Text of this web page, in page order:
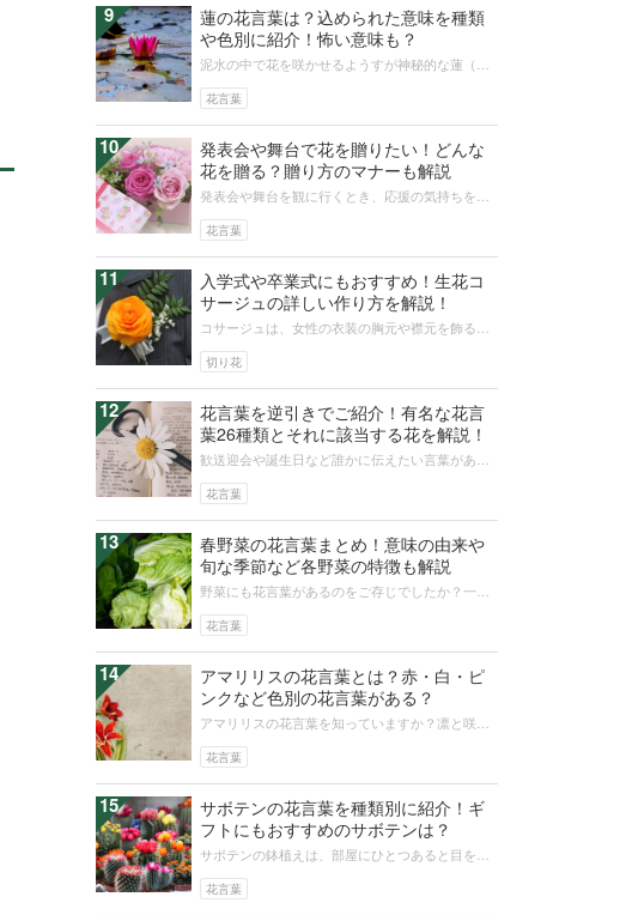
9
花言葉
蓮の花言葉は？込められた意味を種類
や色別に紹介！怖い意味も？
泥水の中で花を咲かせるようすが神秘的な蓮（ハ
のなどさまざまです。種類や色ごとに...
10
花言葉
発表会や舞台で花を贈りたい！どんな
花を贈る？贈り方のマナーも解説
発表会や舞台を観に行くとき、応援の気持ちを伝
ンジメントなど、シーンにあわせてい...
11
切り花
入学式や卒業式にもおすすめ！生花コ
サージュの詳しい作り方を解説！
コサージュは、女性の衣装の胸元や襟元を飾る花
ルな装いをさらにみずみずしく華やか...
12
花言葉
花言葉を逆引きでご紹介！有名な花言
葉26種類とそれに該当する花を解説！
歓送迎会や誕生日など誰かに伝えたい言葉がある
すことがあるでしょう。花を選ぶより...
13
花言葉
春野菜の花言葉まとめ！意味の由来や
旬な季節など各野菜の特徴も解説
野菜にも花言葉があるのをご存じでしたか？一見
ろな意味を持っています。今回は、そ...
14
花言葉
アマリリスの花言葉とは？赤・白・ピ
ンクなど色別の花言葉がある？
アマリリスの花言葉を知っていますか？凛と咲き
リリスを体現するようなものでした。...
15
花言葉
サボテンの花言葉を種類別に紹介！ギ
フトにもおすすめのサボテンは？
サボテンの鉢植えは、部屋にひとつあると目を楽
もなっています。たくさんの種類があ...